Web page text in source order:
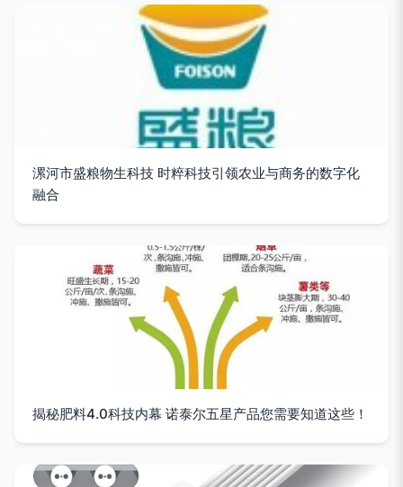
漯河市盛粮物生科技 时粹科技引领农业与商务的数字化
融合
揭秘肥料4.0科技内幕 诺泰尔五星产品您需要知道这些！